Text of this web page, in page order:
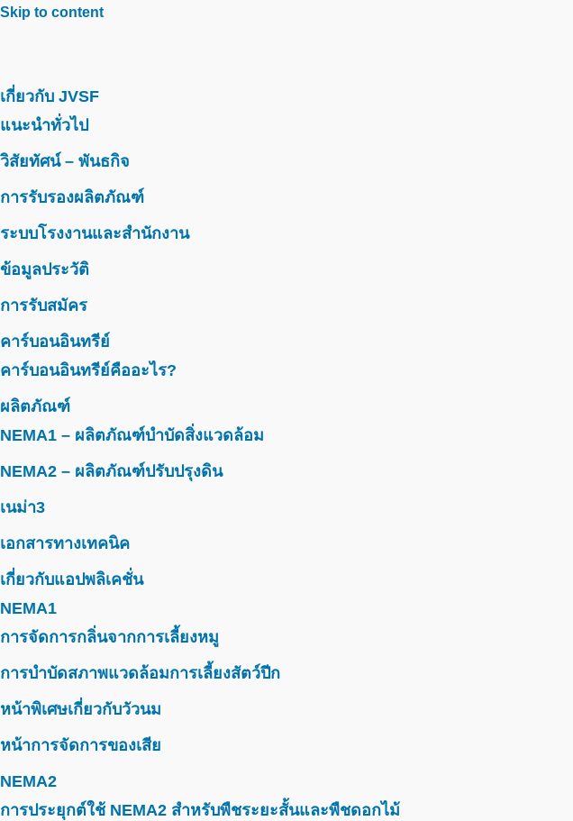
Skip to content
เกี่ยวกับ JVSF
แนะนำทั่วไป
วิสัยทัศน์ – พันธกิจ
การรับรองผลิตภัณฑ์
ระบบโรงงานและสำนักงาน
ข้อมูลประวัติ
การรับสมัคร
คาร์บอนอินทรีย์
คาร์บอนอินทรีย์คืออะไร?
ผลิตภัณฑ์
NEMA1 – ผลิตภัณฑ์บำบัดสิ่งแวดล้อม
NEMA2 – ผลิตภัณฑ์ปรับปรุงดิน
เนม่า3
เอกสารทางเทคนิค
เกี่ยวกับแอปพลิเคชั่น
NEMA1
การจัดการกลิ่นจากการเลี้ยงหมู
การบำบัดสภาพแวดล้อมการเลี้ยงสัตว์ปีก
หน้าพิเศษเกี่ยวกับวัวนม
หน้าการจัดการของเสีย
NEMA2
การประยุกต์ใช้ NEMA2 สำหรับพืชระยะสั้นและพืชดอกไม้